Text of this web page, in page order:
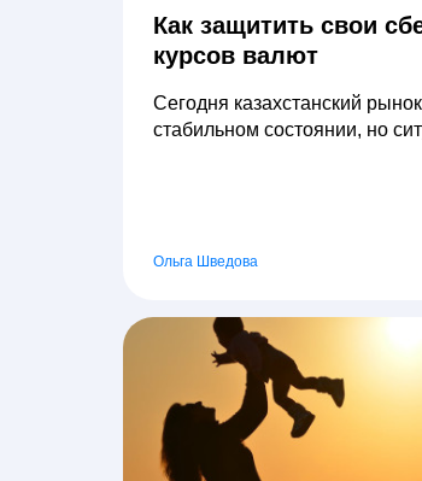
Как защитить свои
курсов валют
Сегодня казахстанский
стабильном состоянии, но
Ольга Шведова